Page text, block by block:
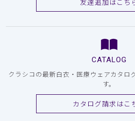
友達追加はこち
CATALOG
クラシコの最新白衣・医療ウェアカタロ
す。
カタログ請求はこ